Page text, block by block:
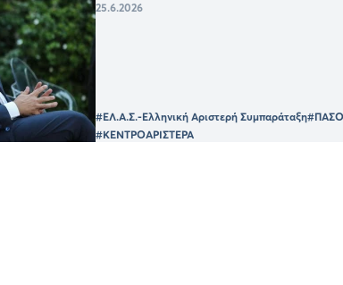
25.6.2026
#ΕΛ.Α.Σ.-Ελληνική Αριστερή Συμπαράταξη
#ΚΕΝΤΡΟΑΡΙΣΤΕΡΑ